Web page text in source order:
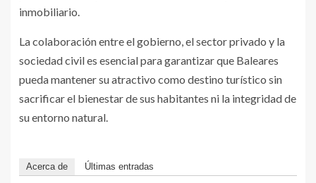
inmobiliario.
La colaboración entre el gobierno, el sector privado y la
sociedad civil es esencial para garantizar que Baleares
pueda mantener su atractivo como destino turístico sin
sacrificar el bienestar de sus habitantes ni la integridad de
su entorno natural.
Acerca de Últimas entradas